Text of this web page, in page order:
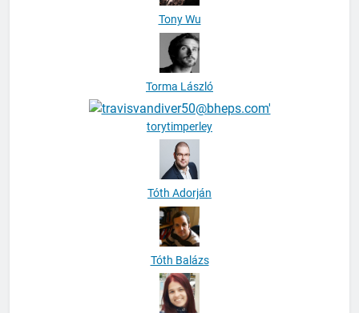
Torma László
Tóth Adorján
Tóth Balázs
Tóth Enikő